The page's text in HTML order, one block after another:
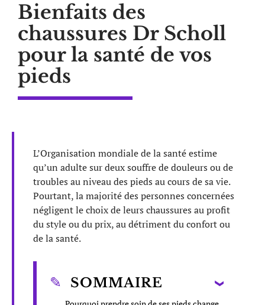
Bienfaits des
chaussures Dr Scholl
pour la santé de vos
pieds
L’Organisation mondiale de la santé estime
qu’un adulte sur deux souffre de douleurs ou de
troubles au niveau des pieds au cours de sa vie.
Pourtant, la majorité des personnes concernées
négligent le choix de leurs chaussures au profit
du style ou du prix, au détriment du confort ou
de la santé.
SOMMAIRE